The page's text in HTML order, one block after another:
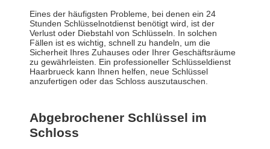
Eines der häufigsten Probleme, bei denen ein 24
Stunden Schlüsselnotdienst benötigt wird, ist der
Verlust oder Diebstahl von Schlüsseln. In solchen
Fällen ist es wichtig, schnell zu handeln, um die
Sicherheit Ihres Zuhauses oder Ihrer Geschäftsräume
zu gewährleisten. Ein professioneller Schlüsseldienst
Haarbrueck kann Ihnen helfen, neue Schlüssel
anzufertigen oder das Schloss auszutauschen.
Abgebrochener Schlüssel im
Schloss